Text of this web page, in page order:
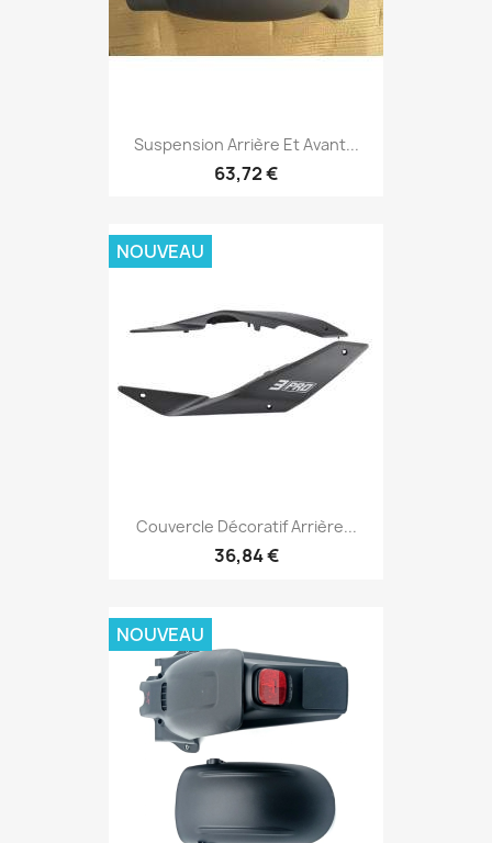
Suspension Arrière Et Avant...
63,72 €
Couvercle Décoratif Arrière...
36,84 €
NOUVEAU
NOUVEAU